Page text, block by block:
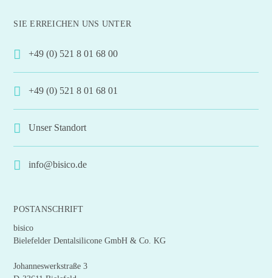
Optionen
können
werden
SIE ERREICHEN UNS UNTER
+49 (0) 521 8 01 68 00
+49 (0) 521 8 01 68 01
Unser Standort
info@bisico.de
POSTANSCHRIFT
bisico
Bielefelder Dentalsilicone GmbH & Co. KG
Johanneswerkstraße 3